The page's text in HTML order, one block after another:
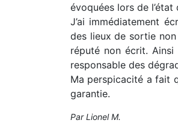
évoquées lors de
J’ai immédiatement
des lieux de sortie
réputé non écrit.
responsable des
Ma perspicacité a fait
garantie.
Par Lionel M.